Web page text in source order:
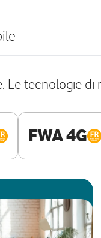
tecnologie di
FWA 4G